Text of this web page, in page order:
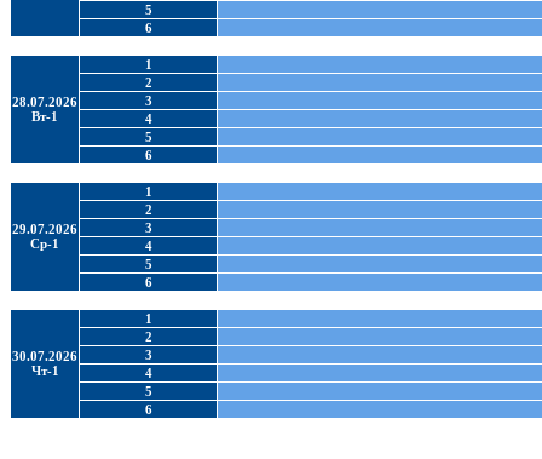
5
6
28.07.2026
Вт-1
1
2
3
4
5
6
29.07.2026
Ср-1
1
2
3
4
5
6
30.07.2026
Чт-1
1
2
3
4
5
6